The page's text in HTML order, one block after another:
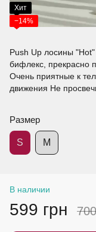
Хит
−14%
Push Up лосины
бифлекс, прекрасно
Очень приятные к
движения Не
Размер
S M
В наличии
599 грн